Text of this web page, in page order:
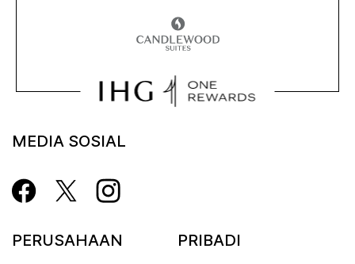
MEDIA SOSIAL
PERUSAHAAN PRIBADI